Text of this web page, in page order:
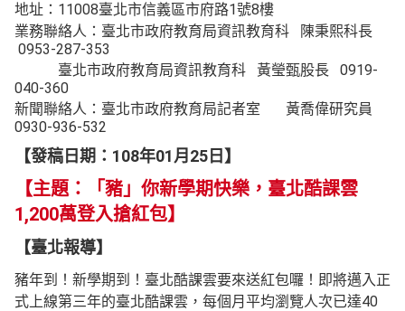
地址：11008臺北市信義區市府路1號8樓
業務聯絡人：臺北市政府教育局資訊教育科 陳秉熙科長
0953-287-353
臺北市政府教育局資訊教育科 黃瑩甄股長 0919-
040-360
新聞聯絡人：臺北市政府教育局記者室 黃喬偉研究員
0930-936-532
【發稿日期：108年01月25日】
【主題：「豬」你新學期快樂，臺北酷課雲
1,200萬登入搶紅包】
【臺北報導】
豬年到！新學期到！臺北酷課雲要來送紅包囉！即將邁入正
式上線第三年的臺北酷課雲，每個月平均瀏覽人次已達40